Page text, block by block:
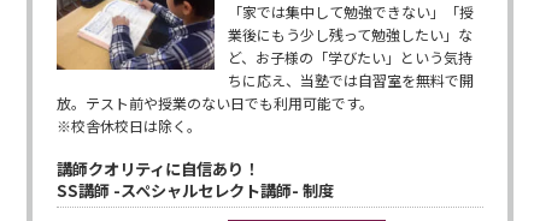
「家では集中して勉強できない」「授
業後にもう少し残って勉強したい」な
ど、お子様の「学びたい」という気持
ちに応え、当塾では自習室を無料で開
放。テスト前や授業のない日でも利用可能です。
※校舎休校日は除く。
講師クオリティに自信あり！
SS講師 -スペシャルセレクト講師- 制度